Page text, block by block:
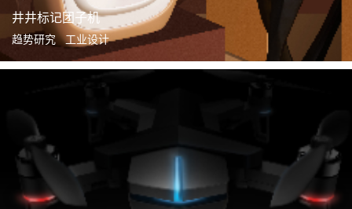
井井标记团子机
趋势研究 工业设计